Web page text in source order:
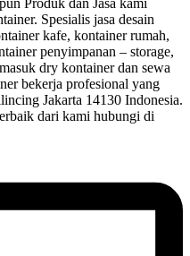
Produk dan Jasa kami
Spesialis jasa desain
kafe, kontainer rumah,
penyimpanan – storage,
dry kontainer dan sewa
bekerja profesional yang
Jakarta 14130 Indonesia.
dari kami hubungi di